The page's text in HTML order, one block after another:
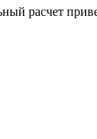
расчет